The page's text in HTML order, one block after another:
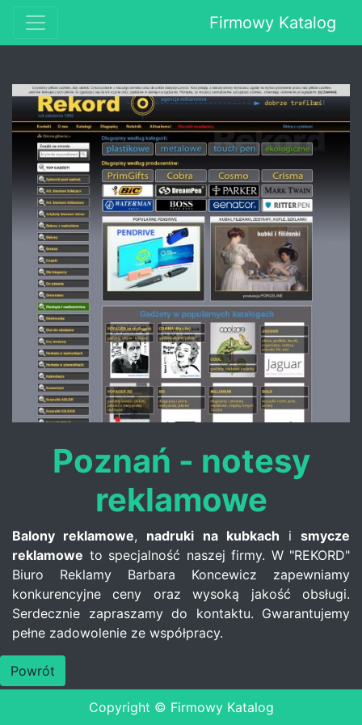
Firmowy Katalog
Poznań - notesy
reklamowe
Balony reklamowe, nadruki na kubkach ismycze
reklamowe to specjalność naszej firmy. W "REKORD"
Biuro Reklamy Barbara Koncewicz zapewniamy
konkurencyjne ceny oraz wysoką jakość obsługi.
Serdecznie zapraszamy do kontaktu. Gwarantujemy
pełne zadowolenie ze współpracy.
Powrót
Copyright © Firmowy Katalog